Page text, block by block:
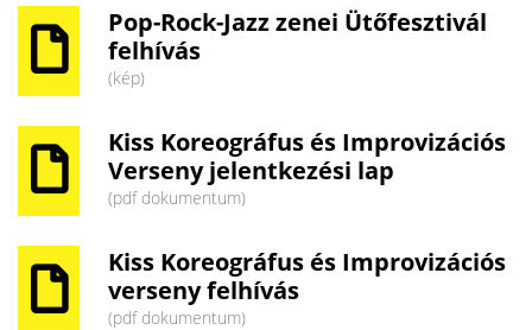
Pop-Rock-Jazz zenei Ütőfesztivál
felhívás
(kép)
Kiss Koreográfus és Improvizációs
Verseny jelentkezési lap
(pdf dokumentum)
Kiss Koreográfus és Improvizációs
verseny felhívás
(pdf dokumentum)